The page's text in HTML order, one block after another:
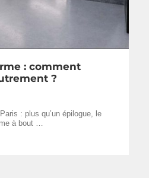
: comment
?
Paris : plus qu’un épilogue, le
à bout …